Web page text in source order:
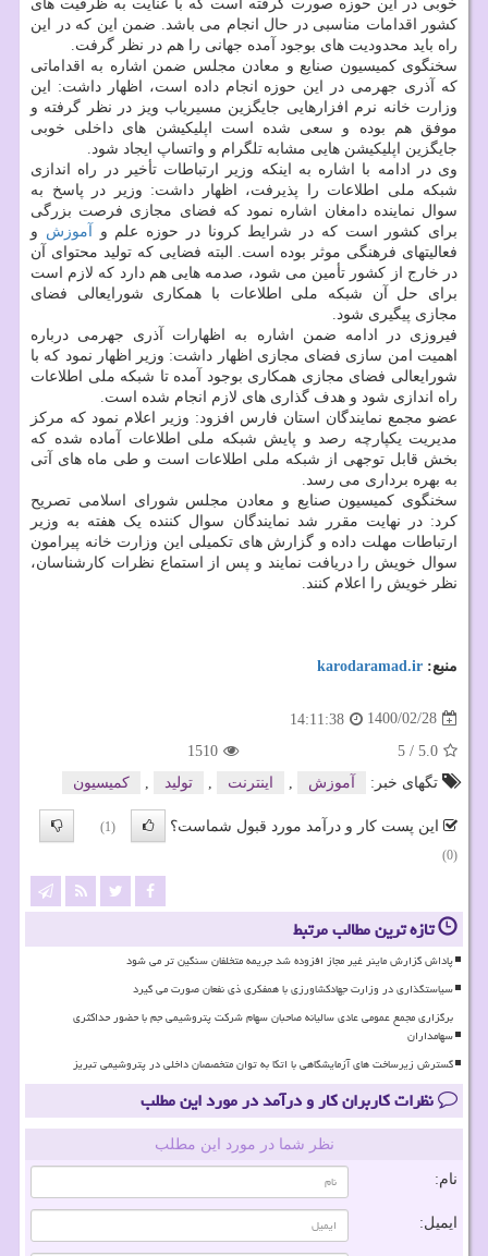
خوبی در این حوزه صورت گرفته است که با عنایت به ظرفیت های
کشور اقدامات مناسبی در حال انجام می باشد. ضمن این که در این
راه باید محدودیت های بوجود آمده جهانی را هم در نظر گرفت.
سخنگوی کمیسیون صنایع و معادن مجلس ضمن اشاره به اقداماتی
که آذری جهرمی در این حوزه انجام داده است، اظهار داشت: این
وزارت خانه نرم افزارهایی جایگزین مسیریاب ویز در نظر گرفته و
موفق هم بوده و سعی شده است اپلیکیشن های داخلی خوبی
جایگزین اپلیکیشن هایی مشابه تلگرام و واتساپ ایجاد شود.
وی در ادامه با اشاره به اینکه وزیر ارتباطات تأخیر در راه اندازی
شبکه ملی اطلاعات را پذیرفت، اظهار داشت: وزیر در پاسخ به
سوال نماینده دامغان اشاره نمود که فضای مجازی فرصت بزرگی
برای کشور است که در شرایط کرونا در حوزه علم و
آموزش و
فعالیتهای فرهنگی موثر بوده است. البته فضایی که تولید محتوای آن
در خارج از کشور تأمین می شود، صدمه هایی هم دارد که لازم است
برای حل آن شبکه ملی اطلاعات با همکاری شورایعالی فضای
مجازی پیگیری شود.
فیروزی در ادامه ضمن اشاره به اظهارات آذری جهرمی درباره
اهمیت امن سازی فضای مجازی اظهار داشت: وزیر اظهار نمود که با
شورایعالی فضای مجازی همکاری بوجود آمده تا شبکه ملی اطلاعات
راه اندازی شود و هدف گذاری های لازم انجام شده است.
عضو مجمع نمایندگان استان فارس افزود: وزیر اعلام نمود که مرکز
مدیریت یکپارچه رصد و پایش شبکه ملی اطلاعات آماده شده که
بخش قابل توجهی از شبکه ملی اطلاعات است و طی ماه های آتی
به بهره برداری می رسد.
سخنگوی کمیسیون صنایع و معادن مجلس شورای اسلامی تصریح
کرد: در نهایت مقرر شد نمایندگان سوال کننده یک هفته به وزیر
ارتباطات مهلت داده و گزارش های تکمیلی این وزارت خانه پیرامون
سوال خویش را دریافت نمایند و پس از استماع نظرات کارشناسان،
نظر خویش را اعلام کنند.
منبع: karodaramad.ir
1400/02/28
14:11:38
5.0
/
5
1510
تگهای خبر:
آموزش , اینترنت , تولید , كمیسیون
این پست کار و درآمد مورد قبول شماست؟
(1)
(0)
تازه ترین مطالب مرتبط
پاداش گزارش ماینر غیر مجاز افزوده شد جریمه متخلفان سنگین تر می شود
سیاستگذاری در وزارت جهادکشاورزی با همفکری ذی نفعان صورت می گیرد
برگزاری مجمع عمومی عادی سالیانه صاحبان سهام شرکت پتروشیمی جم با حضور حداکثری
سهامداران
گسترش زیرساخت های آزمایشگاهی با اتکا به توان متخصصان داخلی در پتروشیمی تبریز
نظرات کاربران کار و درآمد در مورد این مطلب
نظر شما در مورد این مطلب
نام:
ایمیل: